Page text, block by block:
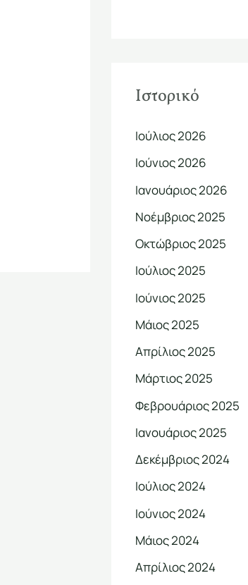
Ιστορικό
Ιούλιος 2026
Ιούνιος 2026
Ιανουάριος 2026
Νοέμβριος 2025
Οκτώβριος 2025
Ιούλιος 2025
Ιούνιος 2025
Μάιος 2025
Απρίλιος 2025
Μάρτιος 2025
Φεβρουάριος 2025
Ιανουάριος 2025
Δεκέμβριος 2024
Ιούλιος 2024
Ιούνιος 2024
Μάιος 2024
Απρίλιος 2024